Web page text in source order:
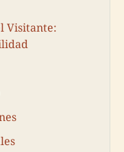
Visitante: